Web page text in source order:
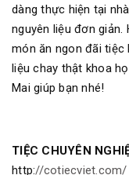
dàng thực hiện tại
nguyên liệu đơn
món ăn ngon đãi tiệc
liệu chay thật khoa
Mai giúp bạn nhé!
TIỆC CHUYÊN
http://cotiecviet.com/